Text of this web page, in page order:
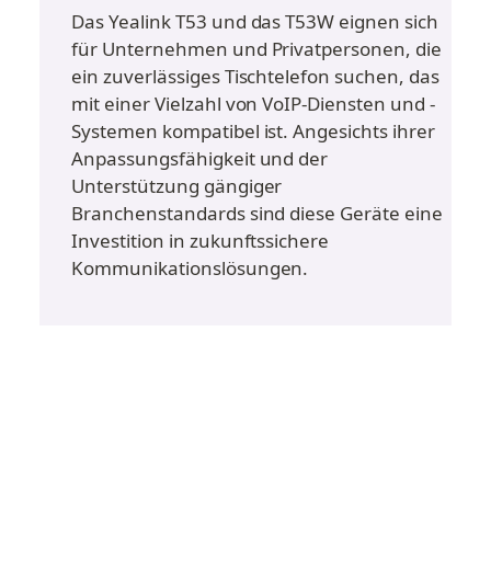
Das Yealink T53 und das T53W eignen sich
für Unternehmen und Privatpersonen, die
ein zuverlässiges Tischtelefon suchen, das
mit einer Vielzahl von VoIP-Diensten und -
Systemen kompatibel ist. Angesichts ihrer
Anpassungsfähigkeit und der
Unterstützung gängiger
Branchenstandards sind diese Geräte eine
Investition in zukunftssichere
Kommunikationslösungen.